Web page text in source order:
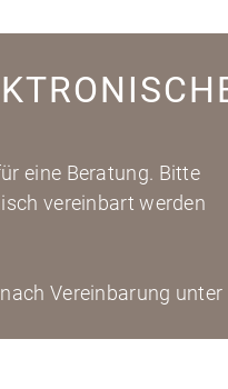
eine Beratung. Bitte
vereinbart werden
Vereinbarung